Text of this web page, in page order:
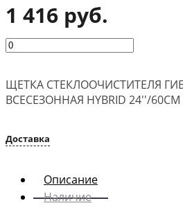
1 416 руб.
ЩЕТКА СТЕКЛООЧИСТИТЕЛЯ
ВСЕСЕЗОННАЯ HYBRID 24''/60СМ
Доставка
Описание
Наличие